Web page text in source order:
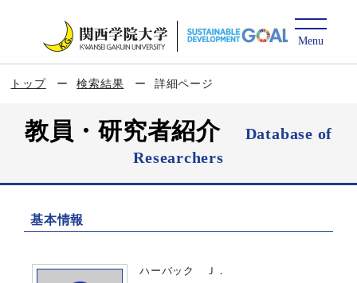
トップ 検索結果 詳細ページ
教員・研究者紹介
Database of
Researchers
基本情報
ハーバック Ｊ．